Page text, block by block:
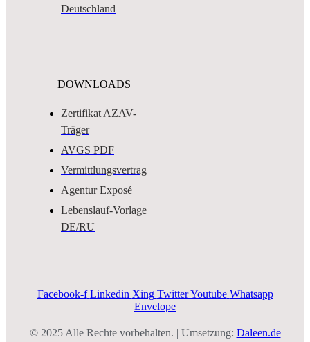
Deutschland
DOWNLOADS
Zertifikat AZAV-
Träger
AVGS PDF
Vermittlungsvertrag
Agentur Exposé
Lebenslauf-Vorlage
DE/RU
Facebook-f Linkedin Xing Twitter Youtube Whatsapp
Envelope
© 2025 Alle Rechte vorbehalten. | Umsetzung: Daleen.de